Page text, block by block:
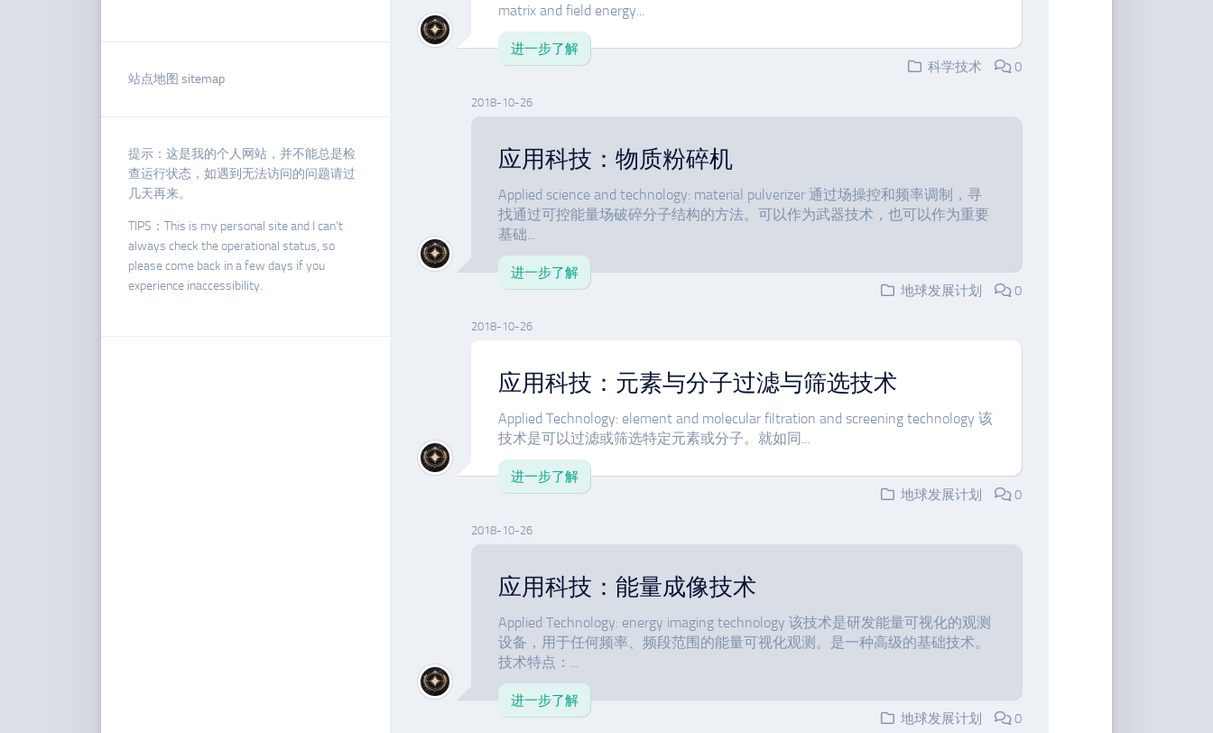
站点地图 sitemap
提示：这是我的个人网站，并不能总是检
查运行状态，如遇到无法访问的问题请过
几天再来。
TIPS：This is my personal site and I can’t
always check the operational status, so
please come back in a few days if you
experience inaccessibility.
matrix and field energy...
进一步了解
科学技术
0
2018-10-26
应用科技：物质粉碎机
Applied science and technology: material pulverizer 通过场操控和频率调制，寻
找通过可控能量场破碎分子结构的方法。可以作为武器技术，也可以作为重要
基础...
进一步了解
地球发展计划
0
2018-10-26
应用科技：元素与分子过滤与筛选技术
Applied Technology: element and molecular filtration and screening technology 该
技术是可以过滤或筛选特定元素或分子。就如同...
进一步了解
地球发展计划
0
2018-10-26
应用科技：能量成像技术
Applied Technology: energy imaging technology 该技术是研发能量可视化的观测
设备，用于任何频率、频段范围的能量可视化观测。是一种高级的基础技术。
技术特点：...
进一步了解
地球发展计划
0